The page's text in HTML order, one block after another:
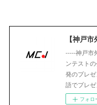
-----神戸市
ンテスト
発のプレ
語でプレゼ
フォロ